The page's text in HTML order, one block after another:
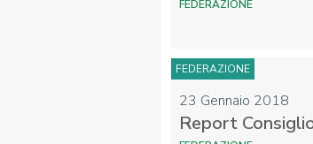
FEDERAZIONE
23 Gennaio 2018
FEDERAZIONE
Report